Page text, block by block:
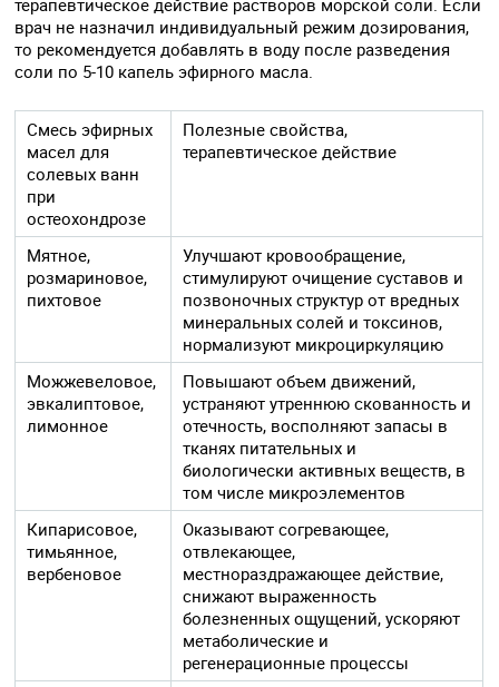
терапевтическое действие растворов морской соли. Если
врач не назначил индивидуальный режим дозирования,
то рекомендуется добавлять в воду после разведения
соли по 5-10 капель эфирного масла.
Смесь эфирных
масел для
солевых ванн
при
остеохондрозе
Полезные свойства,
терапевтическое действие
Мятное,
розмариновое,
пихтовое
Улучшают кровообращение,
стимулируют очищение суставов и
позвоночных структур от вредных
минеральных солей и токсинов,
нормализуют микроциркуляцию
Можжевеловое,
эвкалиптовое,
лимонное
Повышают объем движений,
устраняют утреннюю скованность и
отечность, восполняют запасы в
тканях питательных и
биологически активных веществ, в
том числе микроэлементов
Кипарисовое,
тимьянное,
вербеновое
Оказывают согревающее,
отвлекающее,
местнораздражающее действие,
снижают выраженность
болезненных ощущений, ускоряют
метаболические и
регенерационные процессы